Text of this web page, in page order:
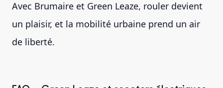
Avec Brumaire et Green Leaze, rouler devient
un plaisir, et la mobilité urbaine prend un air
de liberté.